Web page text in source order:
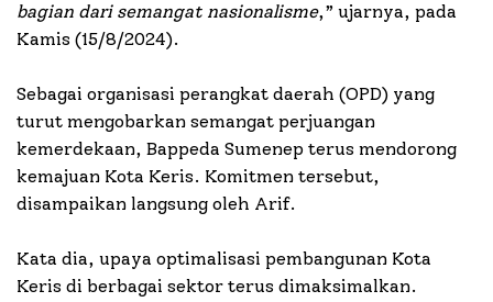
bagian dari semangat nasionalisme,” ujarnya, pada
Kamis (15/8/2024).
Sebagai organisasi perangkat daerah (OPD) yang
turut mengobarkan semangat perjuangan
kemerdekaan, Bappeda Sumenep terus mendorong
kemajuan Kota Keris. Komitmen tersebut,
disampaikan langsung oleh Arif.
Kata dia, upaya optimalisasi pembangunan Kota
Keris di berbagai sektor terus dimaksimalkan.